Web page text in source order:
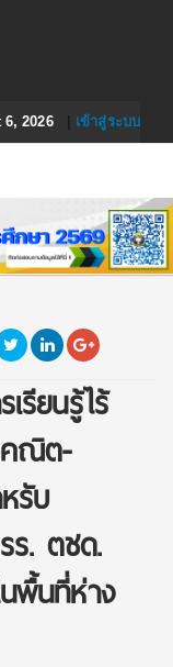
2026| เข้าสู่ระบบ
รียนรู้ไร้
คณิต-
รับ
ร. ตชด.
พื้นที่ห่าง